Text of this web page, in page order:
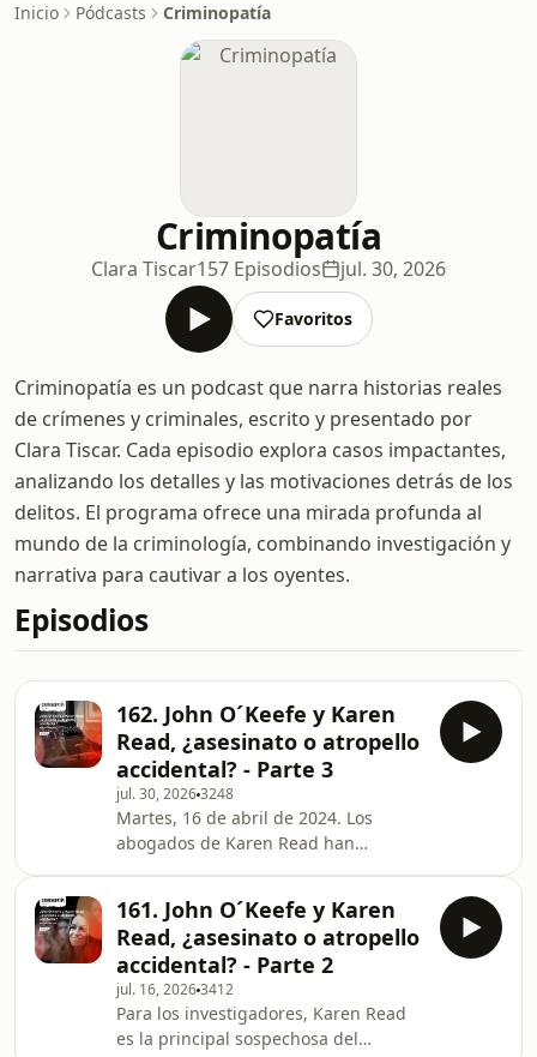
Inicio Pódcasts Criminopatía
Criminopatía
Clara Tiscar157 Episodios jul. 30, 2026
Favoritos
Criminopatía es un podcast que narra historias reales
de crímenes y criminales, escrito y presentado por
Clara Tiscar. Cada episodio explora casos impactantes,
analizando los detalles y las motivaciones detrás de los
delitos. El programa ofrece una mirada profunda al
mundo de la criminología, combinando investigación y
narrativa para cautivar a los oyentes.
Episodios
162. John O´Keefe y Karen
Read, ¿asesinato o atropello
accidental? - Parte 3
jul. 30, 20263248
Martes, 16 de abril de 2024. Los
abogados de Karen Read han
falta de rigor en la investigación, los
elementos que no encajan y la
inconsistencia de la acusación hacen
que la opinión pública esté dividida,
con cierta inclinación hacia la
inocencia de Karen... Más información
161. John O´Keefe y Karen
Read, ¿asesinato o atropello
accidental? - Parte 2
jul. 16, 20263412
Para los investigadores, Karen Read
es la principal sospechosa del